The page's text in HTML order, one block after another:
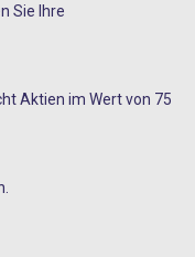
Sie Ihre
Aktien im Wert von 75